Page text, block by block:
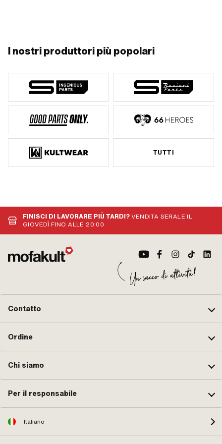
standard) · Tipo di filettatura: M3x0,5
filettatura: M4x0,7 (filettatura
standard) · Tipo di filettatura: M5x0,8
l'officina
I nostri produttori più popolari
TUTTI
FINISCI DI LAVORARE PIÙ TARDI?VENDITA SERALE IL
GIOVEDÌ FINO ALLE 20:00
Contatto
Ordine
Chi siamo
Per il responsabile
Italiano